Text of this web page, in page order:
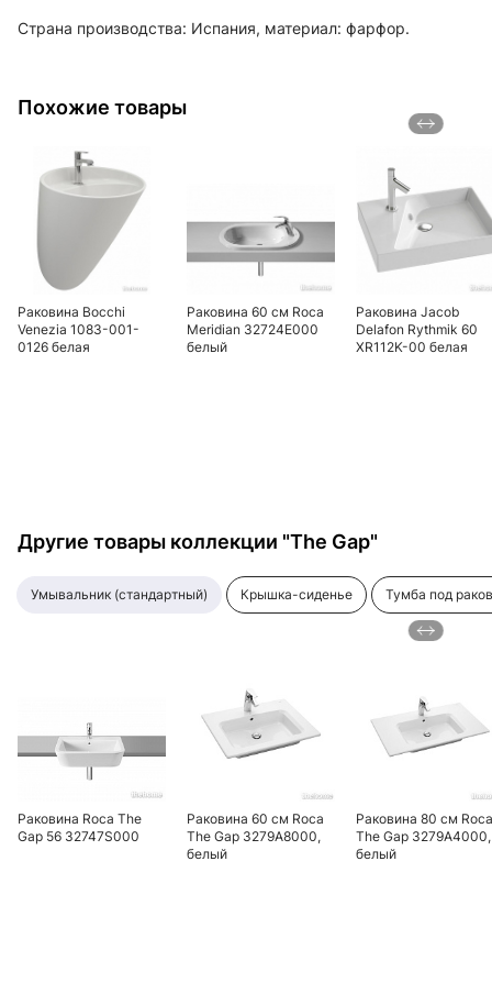
Страна производства: Испания, материал: фарфор.
Похожие товары
Раковина Bocchi
Venezia 1083-001-
0126 белая
Раковина 60 см Roca
Meridian 32724E000
белый
Раковина Jacob
Delafon Rythmik 60
XR112K-00 белая
Другие товары коллекции "The Gap"
умывальник (стандартный) крышка-сиденье тумба под
Раковина Roca The
Gap 56 32747S000
Раковина 60 см Roca
The Gap 3279A8000,
белый
Раковина 80 см Roca
The Gap 3279A4000,
белый